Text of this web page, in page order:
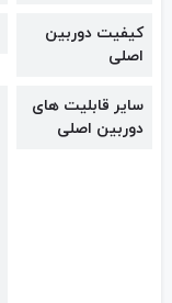
کیفیت دوربین‌
اصلی
سایر قابلیت های
دوربین اصلی